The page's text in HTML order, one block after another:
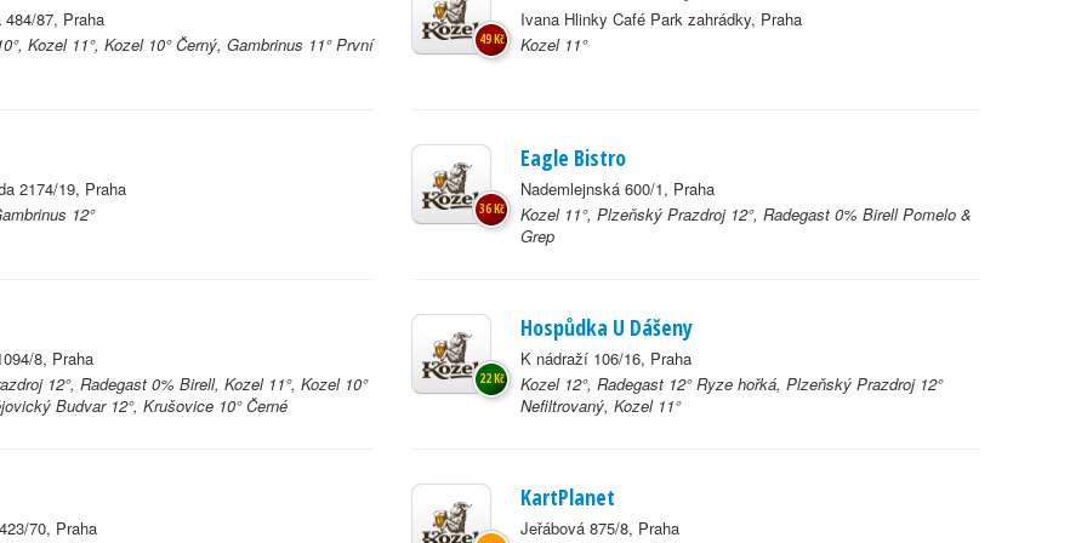
87, Praha
Kozel 11°, Kozel 10° Černý, Gambrinus 11° První
Ivana Hlinky Café Park zahrádky, Praha
Kozel 11°
49 Kč
2174/19, Praha
12°
Eagle Bistro
Nademlejnská 600/1, Praha
Kozel 11°, Plzeňský Prazdroj 12°, Radegast 0% Birell Pomelo &
Grep
36 Kč
8, Praha
12°, Radegast 0% Birell, Kozel 11°, Kozel 10°
Budvar 12°, Krušovice 10° Černé
Hospůdka U Dášeny
K nádraží 106/16, Praha
Kozel 12°, Radegast 12° Ryze hořká, Plzeňský Prazdroj 12°
Nefiltrovaný, Kozel 11°
22 Kč
70, Praha
KartPlanet
Jeřábová 875/8, Praha